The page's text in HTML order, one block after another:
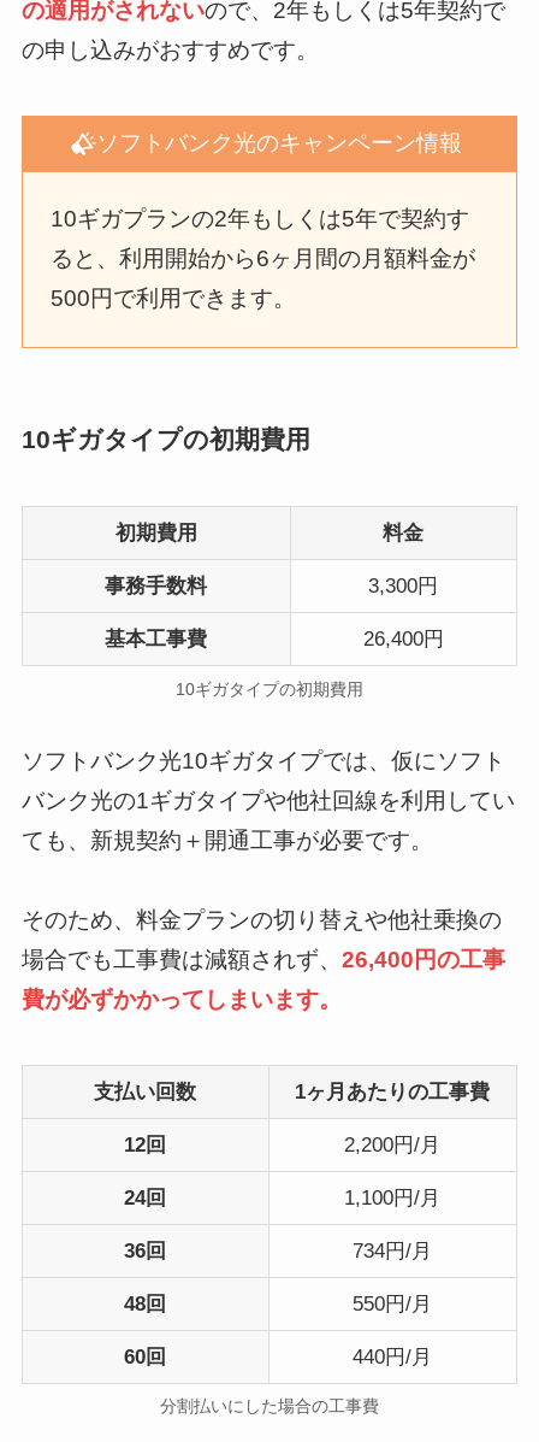
の適用がされないので、2年もしくは5年契約で
の申し込みがおすすめです。
ソフトバンク光のキャンペーン情報
10ギガプランの2年もしくは5年で契約す
ると、利用開始から6ヶ月間の月額料金が
500円で利用できます。
10ギガタイプの初期費用
初期費用 料金
事務手数料 3,300円
基本工事費 26,400円
10ギガタイプの初期費用
ソフトバンク光10ギガタイプでは、仮にソフト
バンク光の1ギガタイプや他社回線を利用してい
ても、新規契約＋開通工事が必要です。
そのため、料金プランの切り替えや他社乗換の
場合でも工事費は減額されず、 26,400円の工事
費が必ずかかってしまいます。
支払い回数 1ヶ月あたりの工事費
12回 2,200円/月
24回 1,100円/月
36回 734円/月
48回 550円/月
60回 440円/月
分割払いにした場合の工事費